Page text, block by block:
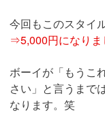
今回もこのスタイ
⇒5,000円になりま
ボーイが「もうこ
さい」と言うまで
なります。笑